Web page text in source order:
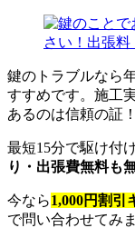
鍵のトラブルなら
すすめです。施工
あるのは信頼の証！
最短15分で駆け付
り・出張費無料も
今なら1,000円割引
で問い合わせてみ